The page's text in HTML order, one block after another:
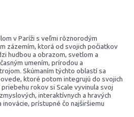
v Paríži s veľmi rôznorodým
zázemím, ktorá od svojich počiatkov
hudbou a obrazom, svetlom a
umením, prírodou a
Skúmaním týchto oblastí sa
ktoré potom integrujú do svojich
rokov si Scale vyvinula svoj
interaktívnych a hravých
prístupné čo najširšiemu